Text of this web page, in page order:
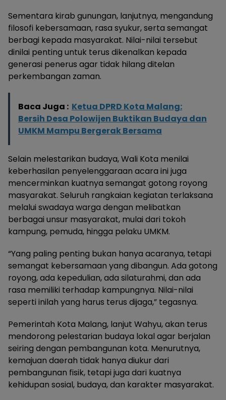
Sementara kirab gunungan, lanjutnya, mengandung
filosofi kebersamaan, rasa syukur, serta semangat
berbagi kepada masyarakat. Nilai-nilai tersebut
dinilai penting untuk terus dikenalkan kepada
generasi penerus agar tidak hilang ditelan
perkembangan zaman.
Baca Juga : Ketua DPRD Kota Malang:
Bersih Desa Polowijen Buktikan Budaya dan
UMKM Mampu Bergerak Bersama
Selain melestarikan budaya, Wali Kota menilai
keberhasilan penyelenggaraan acara ini juga
mencerminkan kuatnya semangat gotong royong
masyarakat. Seluruh rangkaian kegiatan terlaksana
melalui swadaya warga dengan melibatkan
berbagai unsur masyarakat, mulai dari tokoh
kampung, pemuda, hingga pelaku UMKM.
“Yang paling penting bukan hanya acaranya, tetapi
semangat kebersamaan yang dibangun. Ada gotong
royong, ada kepedulian, ada silaturahmi, dan ada
rasa memiliki terhadap kampungnya. Nilai-nilai
seperti inilah yang harus terus dijaga,” tegasnya.
Pemerintah Kota Malang, lanjut Wahyu, akan terus
mendorong pelestarian budaya lokal agar berjalan
seiring dengan pembangunan kota. Menurutnya,
kemajuan daerah tidak hanya diukur dari
pembangunan fisik, tetapi juga dari kuatnya
kehidupan sosial, budaya, dan karakter masyarakat.